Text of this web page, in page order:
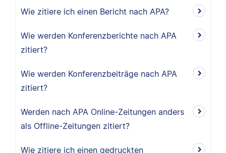
Wie zitiere ich einen Bericht nach APA?
Wie werden Konferenzberichte nach APA
zitiert?
Wie werden Konferenzbeiträge nach APA
zitiert?
Werden nach APA Online-Zeitungen anders
als Offline-Zeitungen zitiert?
Wie zitiere ich einen gedruckten